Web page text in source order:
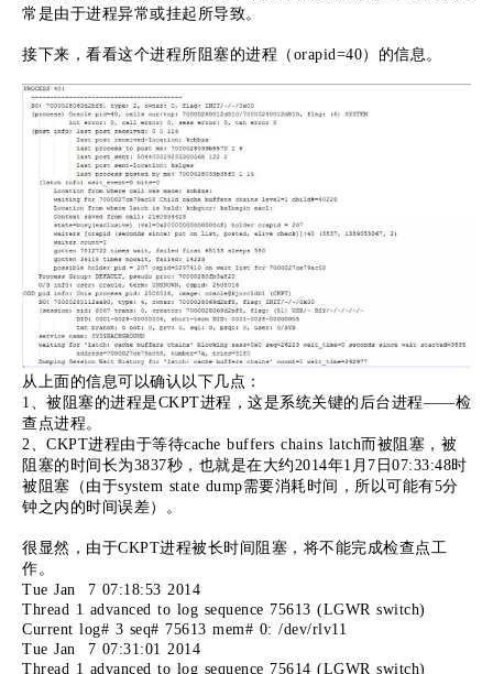
常是由于进程异常或挂起所导致。
接下来，看看这个进程所阻塞的进程（orapid=40）的信息。
从上面的信息可以确认以下几点：
1、被阻塞的进程是CKPT进程，这是系统关键的后台进程——检
查点进程。
2、CKPT进程由于等待cache buffers chains latch而被阻塞，被
阻塞的时间长为3837秒，也就是在大约2014年1月7日07:33:48时
被阻塞（由于system state dump需要消耗时间，所以可能有5分
钟之内的时间误差）。
很显然，由于CKPT进程被长时间阻塞，将不能完成检查点工
作。
Tue Jan 7 07:18:53 2014
Thread 1 advanced to log sequence 75613 (LGWR switch)
Current log# 3 seq# 75613 mem# 0: /dev/rlv11
Tue Jan 7 07:31:01 2014
Thread 1 advanced to log sequence 75614 (LGWR switch)